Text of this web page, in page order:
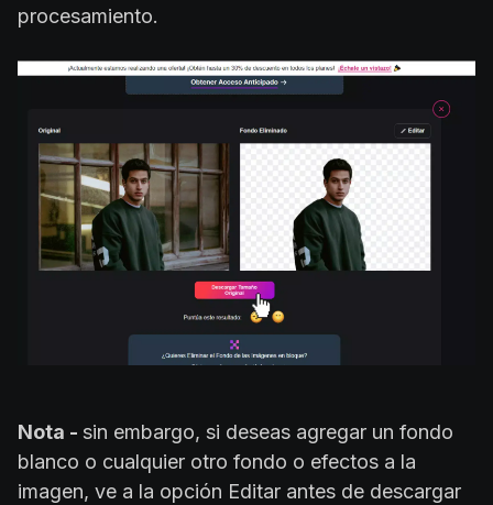
procesamiento.
Nota - sin embargo, si deseas agregar un fondo
blanco o cualquier otro fondo o efectos a la
imagen, ve a la opción Editar antes de descargar